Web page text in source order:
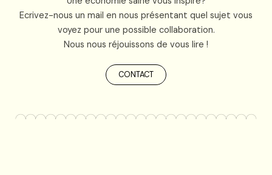
Ecrivez-nous un mail en nous présentant quel sujet vous
voyez pour une possible collaboration.
Nous nous réjouissons de vous lire !
CONTACT